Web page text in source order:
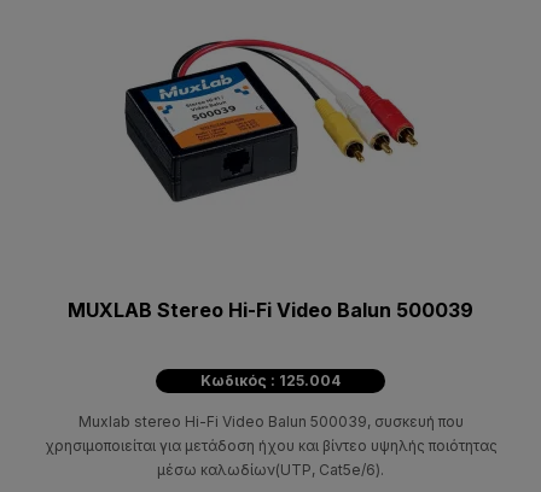
MUXLAB Stereo Hi-Fi Video Balun 500039
Κωδικός : 125.004
Muxlab stereo Hi-Fi Video Balun 500039, συσκευή που
χρησιμοποιείται για μετάδοση ήχου και βίντεο υψηλής ποιότητας
μέσω καλωδίων(UTP, Cat5e/6).